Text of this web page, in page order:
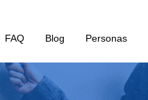
FAQ Blog Personas